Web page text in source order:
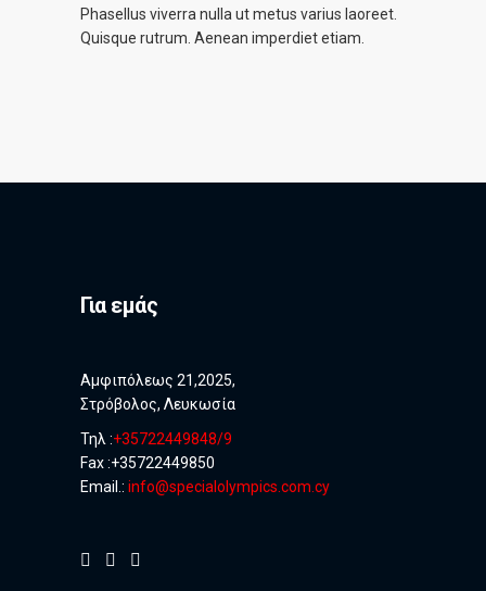
Phasellus viverra nulla ut metus varius laoreet.
Quisque rutrum. Aenean imperdiet etiam.
Για εμάς
Αμφιπόλεως 21,2025,
Στρόβολος, Λευκωσία
Τηλ :+35722449848/9
Fax :+35722449850
Email.: info@specialolympics.com.cy